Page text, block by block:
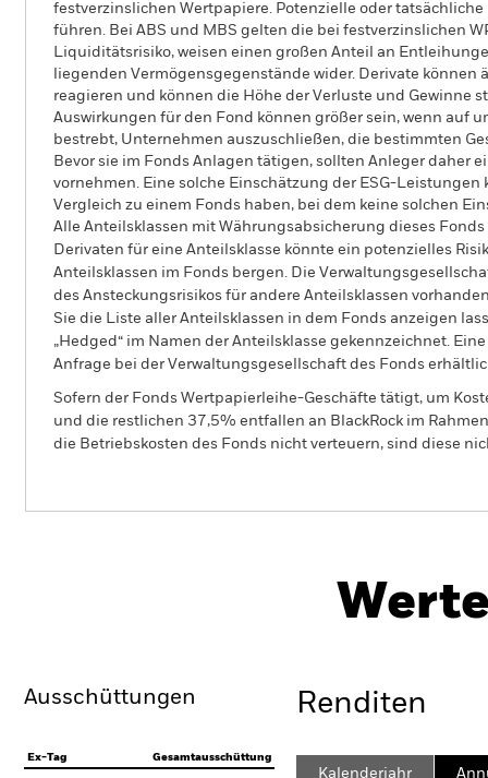
festverzinslichen Wertpapiere. Potenzielle oder
führen. Bei ABS und MBS gelten die bei festverzinslichen
Liquiditätsrisiko, weisen einen großen Anteil an
liegenden Vermögensgegenstände wider. Derivate
reagieren und können die Höhe der Verluste und Gewinne
Auswirkungen für den Fond können größer sein, wenn auf
bestrebt, Unternehmen auszuschließen, die bestimmten
Bevor sie im Fonds Anlagen tätigen, sollten Anleger daher
vornehmen. Eine solche Einschätzung der ESG-
Vergleich zu einem Fonds haben, bei dem keine solchen
Alle Anteilsklassen mit Währungsabsicherung dieses
Derivaten für eine Anteilsklasse könnte ein potenzielles
Anteilsklassen im Fonds bergen. Die
des Ansteckungsrisikos für andere Anteilsklassen
Sie die Liste aller Anteilsklassen in dem Fonds anzeigen
„Hedged“ im Namen der Anteilsklasse gekennzeichnet.
Anfrage bei der Verwaltungsgesellschaft des Fonds
Sofern der Fonds Wertpapierleihe-Geschäfte tätigt, um
und die restlichen 37,5% entfallen an BlackRock im
die Betriebskosten des Fonds nicht verteuern, sind diese
Wertentwicklung
Ausschüttungen
Ex-Tag Gesamtausschüttung
Renditen
Kalenderjahr